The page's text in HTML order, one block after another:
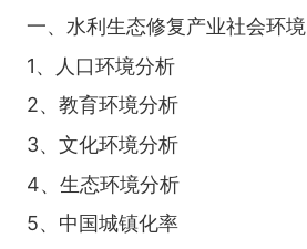
一、水利生态修复产业社会环境
1、人口环境分析
2、教育环境分析
3、文化环境分析
4、生态环境分析
5、中国城镇化率